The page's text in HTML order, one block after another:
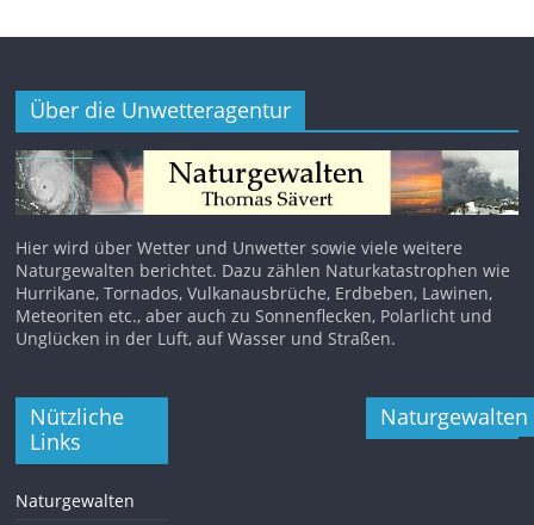
Über die Unwetteragentur
Hier wird über Wetter und Unwetter sowie viele weitere
Naturgewalten berichtet. Dazu zählen Naturkatastrophen wie
Hurrikane, Tornados, Vulkanausbrüche, Erdbeben, Lawinen,
Meteoriten etc., aber auch zu Sonnenflecken, Polarlicht und
Unglücken in der Luft, auf Wasser und Straßen.
Nützliche
Links
Naturgewalten
Naturgewalten